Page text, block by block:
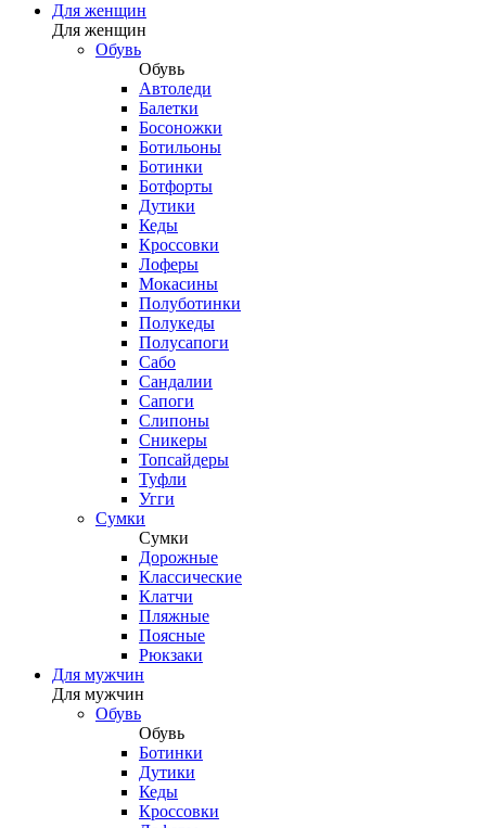
Для женщин
Для женщин
Обувь
Обувь
Автоледи
Балетки
Босоножки
Ботильоны
Ботинки
Ботфорты
Дутики
Кеды
Кроссовки
Лоферы
Мокасины
Полуботинки
Полукеды
Полусапоги
Сабо
Сандалии
Сапоги
Слипоны
Сникеры
Топсайдеры
Туфли
Угги
Сумки
Сумки
Дорожные
Классические
Клатчи
Пляжные
Поясные
Рюкзаки
Для мужчин
Для мужчин
Обувь
Обувь
Ботинки
Дутики
Кеды
Кроссовки